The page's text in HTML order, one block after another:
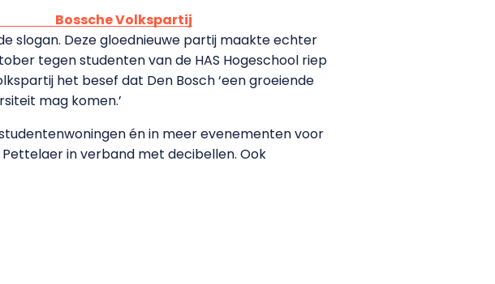
Bossche Volkspartij
slogan. Deze gloednieuwe partij maakte echter
tegen studenten van de HAS Hogeschool riep
het besef dat Den Bosch ‘een groeiende
mag komen.’
én in meer evenementen voor
in verband met decibellen. Ook